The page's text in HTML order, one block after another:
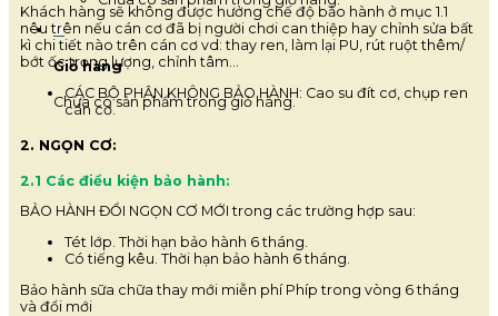
0
Giỏ hàng
Chưa có sản phẩm trong giỏ hàng.
Khách hàng sẽ không được hưởng chế độ bảo hành ở mục 1.1
nêu trên nếu cán cơ đã bị người chơi can thiệp hay chỉnh sửa bất
kì chi tiết nào trên cán cơ vd: thay ren, làm lại PU, rút ruột thêm/
bớt ốc trọng lượng, chỉnh tâm…
CÁC BỘ PHẬN KHÔNG BẢO HÀNH: Cao su đít cơ, chụp ren
cán cơ.
2. NGỌN CƠ:
2.1 Các điều kiện bảo hành:
BẢO HÀNH ĐỔI NGỌN CƠ MỚI trong các trường hợp sau:
Tét lớp. Thời hạn bảo hành 6 tháng.
Có tiếng kêu. Thời hạn bảo hành 6 tháng.
Bảo hành sữa chữa thay mới miễn phí Phíp trong vòng 6 tháng
và đổi mới